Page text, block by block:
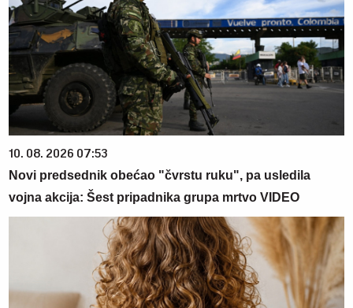
10. 08. 2026 07:53
Novi predsednik obećao "čvrstu ruku", pa usledila
vojna akcija: Šest pripadnika grupa mrtvo VIDEO